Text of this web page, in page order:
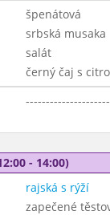
špenátová
srbská musaka
salát
černý čaj s
- 14:00)
rajská s rýží
zapečené